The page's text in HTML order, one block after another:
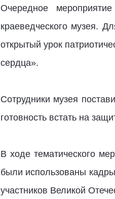
Очередное
краеведческого музея.
открытый урок
сердца».
Сотрудники музея
готовность встать на
В ходе тематического
были использованы
участников Великой